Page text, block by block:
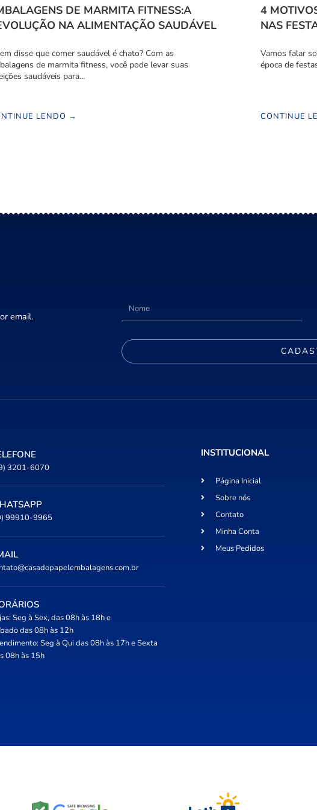
DE MARMITA FITNESS:A
NA ALIMENTAÇÃO SAUDÁVEL
disse que comer saudável é chato? Com as
de marmita fitness, você pode levar suas
saudáveis para…
LENDO →
4
NAS
Vamos falar
época de
CONTINUE
email.
3201-6070
99910-9965
Seg à Sex, das 08h às 18h e
das 08h às 12h
Seg à Qui das 08h às 17h e Sexta
08h às 15h
INSTITUCIONAL
Página Inicial
Sobre nós
Contato
Minha Conta
Meus Pedidos